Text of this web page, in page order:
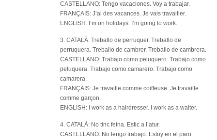
CASTELLANO: Tengo vacaciones. Voy a trabajar.
FRANÇAIS: J’ai des vacances. Je vais travailler.
ENGLISH: I’m on holidays. I’m going to work.
3. CATALÀ: Treballo de perruquer. Treballo de
perruquera. Treballo de cambrer. Treballo de cambrera.
CASTELLANO: Trabajo como peluquero. Trabajo como
peluquera. Trabajo como camarero. Trabajo como
camarera.
FRANÇAIS: Je travaille comme coiffeuse. Je travaille
comme garçon.
ENGLISH: I work as a hairdresser. I work as a waiter.
4. CATALÀ: No tinc feina. Estic a l’atur.
CASTELLANO: No tengo trabajo. Estoy en el paro.